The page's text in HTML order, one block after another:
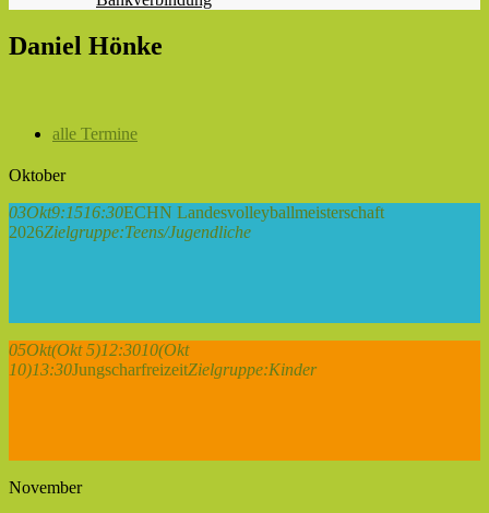
Daniel Hönke
alle Termine
Oktober
03Okt9:1516:30ECHN Landesvolleyballmeisterschaft
2026Zielgruppe:Teens/Jugendliche
05Okt(Okt 5)12:3010(Okt
10)13:30JungscharfreizeitZielgruppe:Kinder
November